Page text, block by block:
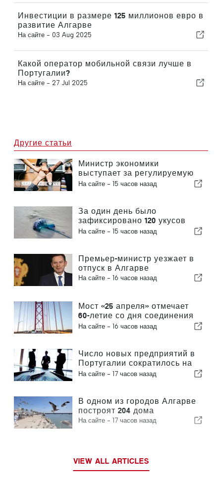
Инвестиции в размере 125 миллионов евро в
развитие Алгарве
На сайте - 03 Aug 2025
Какой оператор мобильной связи лучше в
Португалии?
На сайте - 27 Jul 2025
Другие статьи
Министр экономики
выступает за регулируемую
интеграцию и гарантирует
На сайте - 15 часов назад
За один день было
зафиксировано 120 укусов
португальского кораблика
На сайте - 15 часов назад
Премьер-министр уезжает в
отпуск в Алгарве
На сайте - 16 часов назад
Мост «25 апреля» отмечает
60-летие со дня соединения
Лиссабона и Альмады
На сайте - 16 часов назад
Число новых предприятий в
Португалии сократилось на
4,2 %
На сайте - 17 часов назад
В одном из городов Алгарве
построят 204 дома
На сайте - 17 часов назад
VIEW ALL ARTICLES